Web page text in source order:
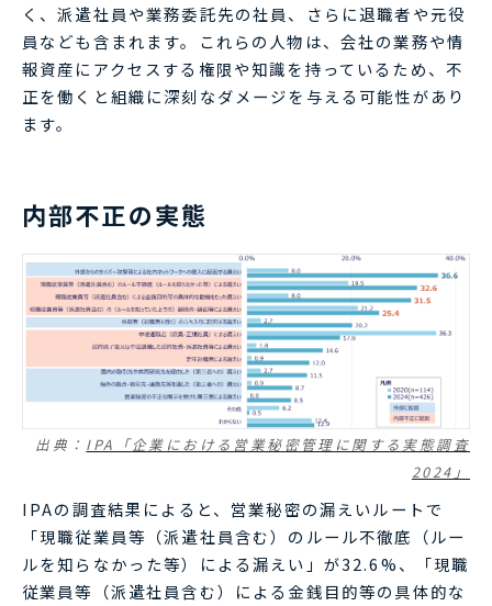
く、派遣社員や業務委託先の社員、さらに退職者や元役
員なども含まれます。これらの人物は、会社の業務や情
報資産にアクセスする権限や知識を持っているため、不
正を働くと組織に深刻なダメージを与える可能性があり
ます。
内部不正の実態
出典： IPA「企業における営業秘密管理に関する実態調査
2024」
IPAの調査結果によると、営業秘密の漏えいルートで
「現職従業員等（派遣社員含む）のルール不徹底（ルー
ルを知らなかった等）による漏えい」が32.6%、「現職
従業員等（派遣社員含む）による金銭目的等の具体的な